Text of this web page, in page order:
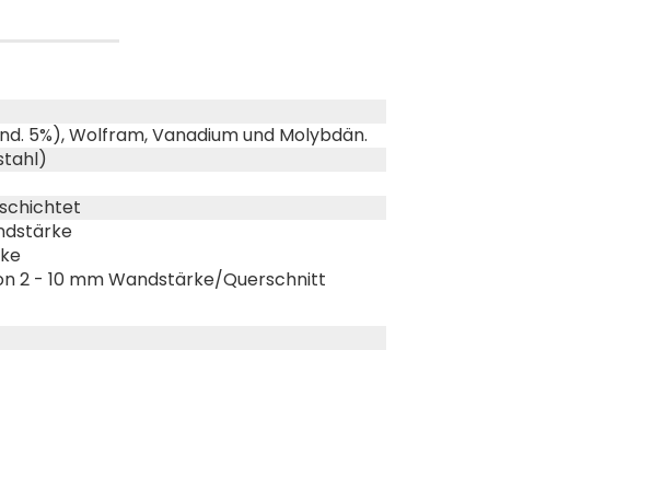
5%), Wolfram, Vanadium und Molybdän.
2 - 10 mm Wandstärke/Querschnitt